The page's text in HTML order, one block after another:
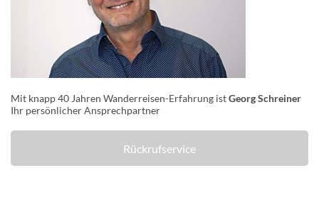
Mit knapp 40 Jahren Wanderreisen-Erfahrung istGeorg Schreiner
Ihr persönlicher Ansprechpartner
Rückrufservice